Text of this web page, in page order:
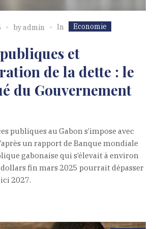
byadmin In Economie
et
de la dette : le
du Gouvernement
publiques au Gabon s’impose avec
un rapport de Banque mondiale
gabonaise qui s’élevait à environ
fin mars 2025 pourrait dépasser
2027.